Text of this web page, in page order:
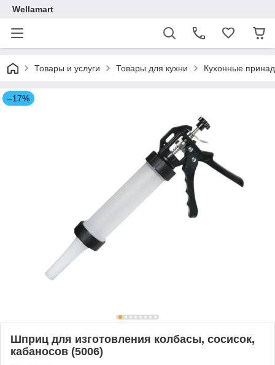
Wellamart
Товары и услуги Товары для кухни Кухонные
–17%
Шприц для изготовления колбасы, сосисок,
кабаносов (5006)